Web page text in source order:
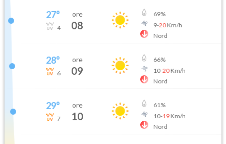
27°
4
ore
08
69%
9-20Km/h
Nord
28°
6
ore
09
66%
10-20Km/h
Nord
29°
7
ore
10
61%
10-19Km/h
Nord